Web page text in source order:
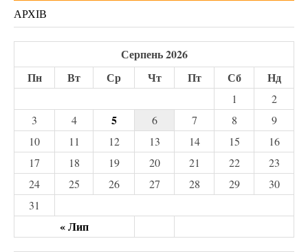
АРХІВ
Серпень 2026
Пн
Вт Ср Чт Пт Сб Нд
« Лип
1
2
3
4 5 6 7 8
9
10
11 12 13 14 15
16
17
18 19 20 21 22
23
24
25 26 27 28 29
30
31